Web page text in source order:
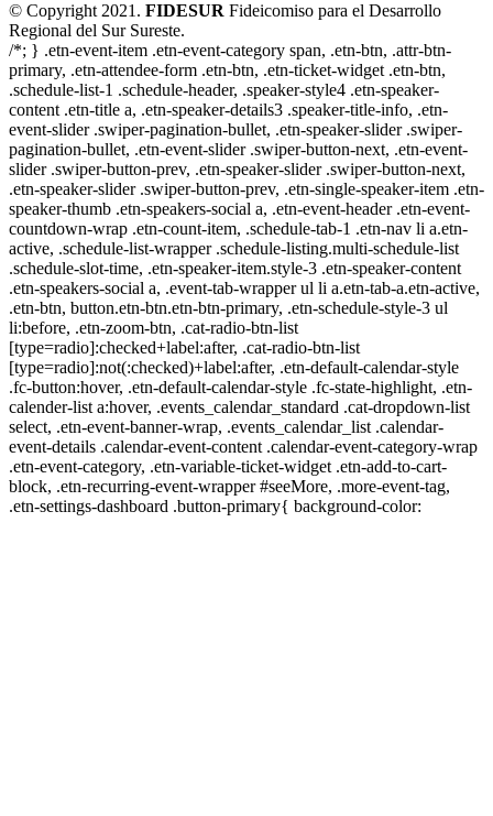
© Copyright 2021. FIDESUR Fideicomiso para el Desarrollo
Regional del Sur Sureste.
/*; } .etn-event-item .etn-event-category span, .etn-btn, .attr-btn-
primary, .etn-attendee-form .etn-btn, .etn-ticket-widget .etn-btn,
.schedule-list-1 .schedule-header, .speaker-style4 .etn-speaker-
content .etn-title a, .etn-speaker-details3 .speaker-title-info, .etn-
event-slider .swiper-pagination-bullet, .etn-speaker-slider .swiper-
pagination-bullet, .etn-event-slider .swiper-button-next, .etn-event-
slider .swiper-button-prev, .etn-speaker-slider .swiper-button-next,
.etn-speaker-slider .swiper-button-prev, .etn-single-speaker-item .etn-
speaker-thumb .etn-speakers-social a, .etn-event-header .etn-event-
countdown-wrap .etn-count-item, .schedule-tab-1 .etn-nav li a.etn-
active, .schedule-list-wrapper .schedule-listing.multi-schedule-list
.schedule-slot-time, .etn-speaker-item.style-3 .etn-speaker-content
.etn-speakers-social a, .event-tab-wrapper ul li a.etn-tab-a.etn-active,
.etn-btn, button.etn-btn.etn-btn-primary, .etn-schedule-style-3 ul
li:before, .etn-zoom-btn, .cat-radio-btn-list
[type=radio]:checked+label:after, .cat-radio-btn-list
[type=radio]:not(:checked)+label:after, .etn-default-calendar-style
.fc-button:hover, .etn-default-calendar-style .fc-state-highlight, .etn-
calender-list a:hover, .events_calendar_standard .cat-dropdown-list
select, .etn-event-banner-wrap, .events_calendar_list .calendar-
event-details .calendar-event-content .calendar-event-category-wrap
.etn-event-category, .etn-variable-ticket-widget .etn-add-to-cart-
block, .etn-recurring-event-wrapper #seeMore, .more-event-tag,
.etn-settings-dashboard .button-primary{ background-color: